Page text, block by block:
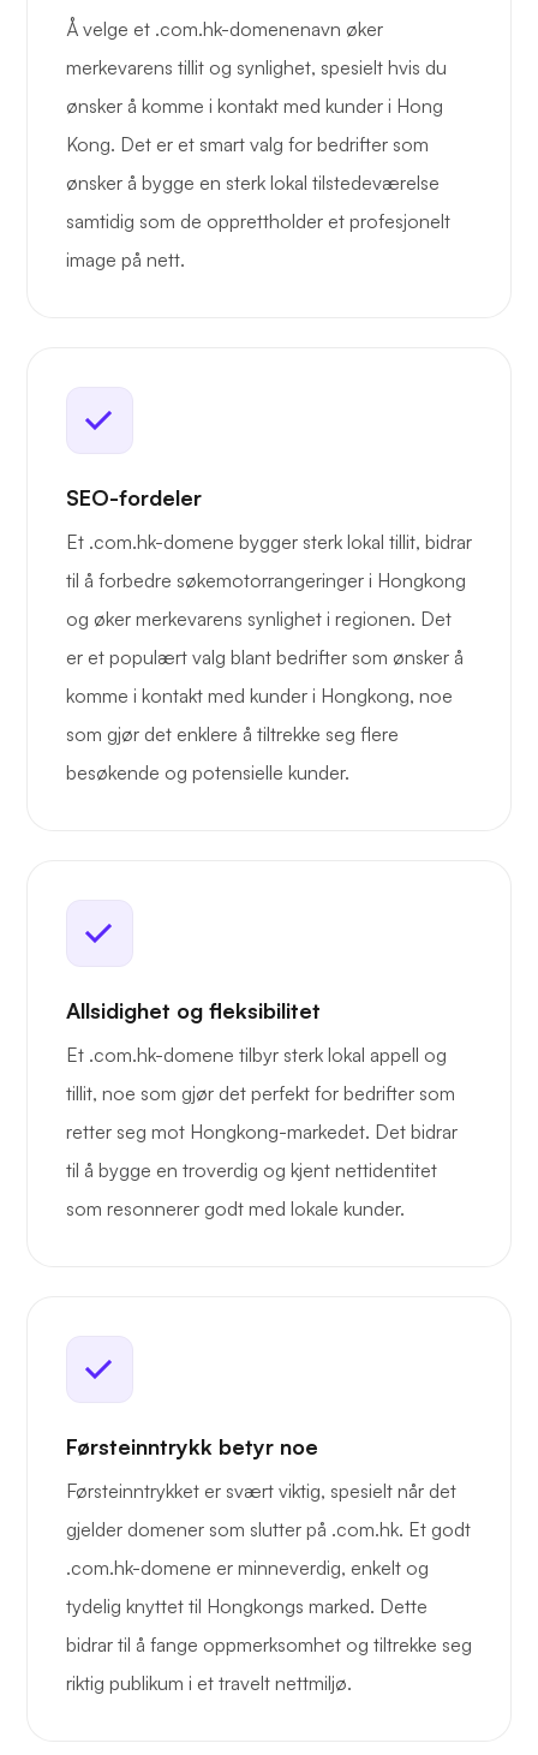
Å velge et .com.hk-domenenavn øker
merkevarens tillit og synlighet, spesielt hvis du
ønsker å komme i kontakt med kunder i Hong
Kong. Det er et smart valg for bedrifter som
ønsker å bygge en sterk lokal tilstedeværelse
samtidig som de opprettholder et profesjonelt
image på nett.
SEO-fordeler
Et .com.hk-domene bygger sterk lokal tillit, bidrar
til å forbedre søkemotorrangeringer i Hongkong
og øker merkevarens synlighet i regionen. Det
er et populært valg blant bedrifter som ønsker å
komme i kontakt med kunder i Hongkong, noe
som gjør det enklere å tiltrekke seg flere
besøkende og potensielle kunder.
Allsidighet og fleksibilitet
Et .com.hk-domene tilbyr sterk lokal appell og
tillit, noe som gjør det perfekt for bedrifter som
retter seg mot Hongkong-markedet. Det bidrar
til å bygge en troverdig og kjent nettidentitet
som resonnerer godt med lokale kunder.
Førsteinntrykk betyr noe
Førsteinntrykket er svært viktig, spesielt når det
gjelder domener som slutter på .com.hk. Et godt
.com.hk-domene er minneverdig, enkelt og
tydelig knyttet til Hongkongs marked. Dette
bidrar til å fange oppmerksomhet og tiltrekke seg
riktig publikum i et travelt nettmiljø.